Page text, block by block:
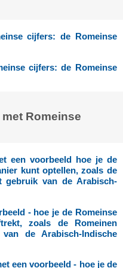
cijfers: de Romeinse
cijfers: de Romeinse
Romeinse
een voorbeeld hoe je de
kunt optellen, zoals de
gebruik van de Arabisch-
- hoe je de Romeinse
zoals de Romeinen
de Arabisch-Indische
een voorbeeld - hoe je de